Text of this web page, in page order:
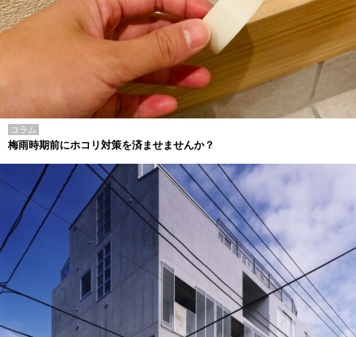
コラム
梅雨時期前にホコリ対策を済ませませんか？